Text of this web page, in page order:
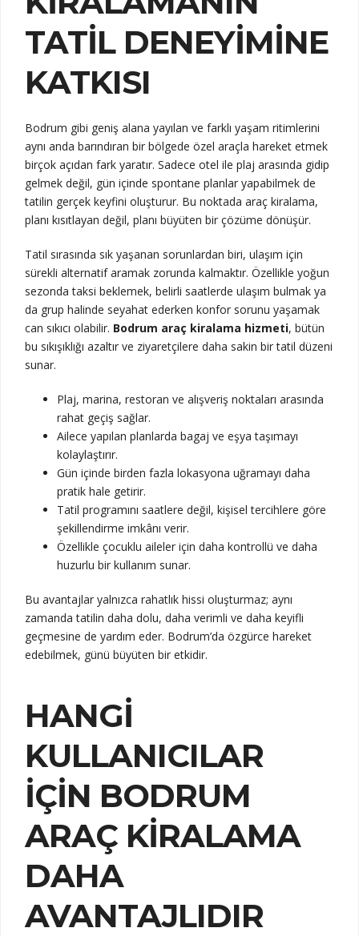
TATIL DENEYIMINE
KATKISI
Bodrum gibi geniş alana yayılan ve farklı yaşam ritimlerini
aynı anda barındıran bir bölgede özel araçla hareket etmek
birçok açıdan fark yaratır. Sadece otel ile plaj arasında gidip
gelmek değil, gün içinde spontane planlar yapabilmek de
tatilin gerçek keyfini oluşturur. Bu noktada araç kiralama,
planı kısıtlayan değil, planı büyüten bir çözüme dönüşür.
Tatil sırasında sık yaşanan sorunlardan biri, ulaşım için
sürekli alternatif aramak zorunda kalmaktır. Özellikle yoğun
sezonda taksi beklemek, belirli saatlerde ulaşım bulmak ya
da grup halinde seyahat ederken konfor sorunu yaşamak
can sıkıcı olabilir. Bodrum araç kiralama hizmeti, bütün
bu sıkışıklığı azaltır ve ziyaretçilere daha sakin bir tatil düzeni
sunar.
Plaj, marina, restoran ve alışveriş noktaları arasında
rahat geçiş sağlar.
Ailece yapılan planlarda bagaj ve eşya taşımayı
kolaylaştırır.
Gün içinde birden fazla lokasyona uğramayı daha
pratik hale getirir.
Tatil programını saatlere değil, kişisel tercihlere göre
şekillendirme imkânı verir.
Özellikle çocuklu aileler için daha kontrollü ve daha
huzurlu bir kullanım sunar.
Bu avantajlar yalnızca rahatlık hissi oluşturmaz; aynı
zamanda tatilin daha dolu, daha verimli ve daha keyifli
geçmesine de yardım eder. Bodrum’da özgürce hareket
edebilmek, günü büyüten bir etkidir.
HANGI
KULLANICILAR
İÇIN BODRUM
ARAÇ KIRALAMA
DAHA
AVANTAJLIDIR